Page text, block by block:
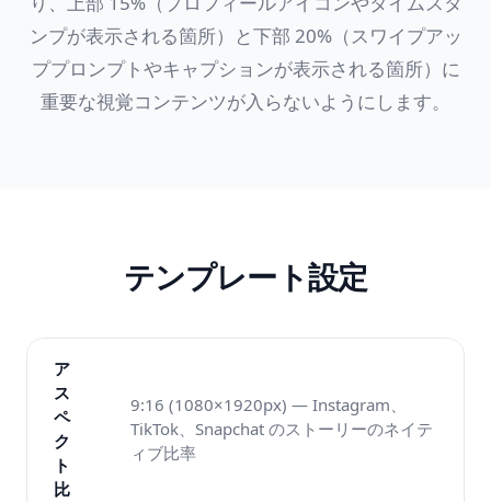
ンプが表示される箇所）と下部 20%（スワイプアッ
ププロンプトやキャプションが表示される箇所）に
重要な視覚コンテンツが入らないようにします。
テンプレート設定
ア
ス
ペ
ク
ト
比
9:16 (1080×1920px) — Instagram、
TikTok、Snapchat のストーリーのネイテ
ィブ比率